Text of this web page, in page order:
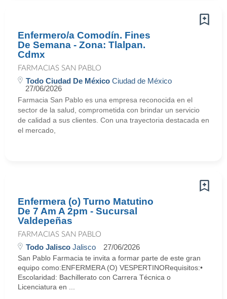
Enfermero/a Comodín. Fines
De Semana - Zona: Tlalpan.
Cdmx
FARMACIAS SAN PABLO
Todo Ciudad De México Ciudad de México
27/06/2026
Farmacia San Pablo es una empresa reconocida en el
sector de la salud, comprometida con brindar un servicio
de calidad a sus clientes. Con una trayectoria destacada en
el mercado,
Enfermera (o) Turno Matutino
De 7 Am A 2pm - Sucursal
Valdepeñas
FARMACIAS SAN PABLO
Todo Jalisco Jalisco 27/06/2026
San Pablo Farmacia te invita a formar parte de este gran
equipo como:ENFERMERA (O) VESPERTINORequisitos:•
Escolaridad: Bachillerato con Carrera Técnica o
Licenciatura en ...